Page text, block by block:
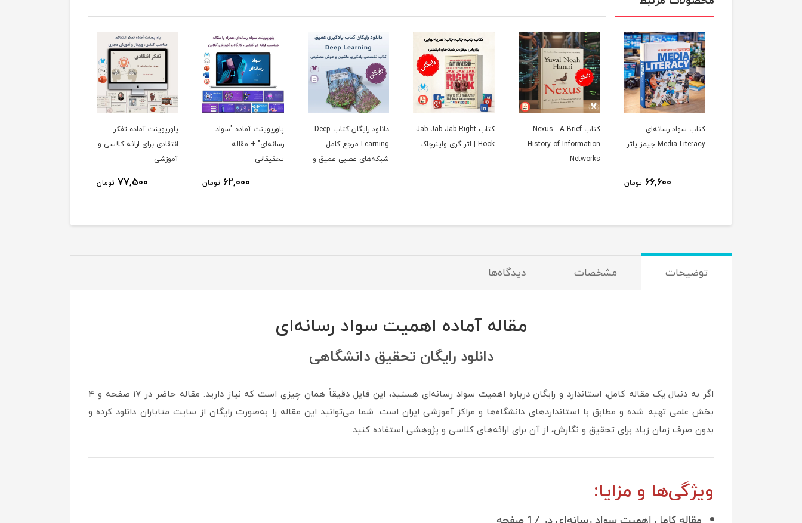
کتاب سواد رسانه‌ای
Media Literacy جیمز پاتر
66,600 تومان
کتاب Nexus - A Brief
History of Information
Networks
کتاب Jab Jab Jab Right
Hook | اثر گری واینرچاک
دانلود رایگان کتاب Deep
Learning مرجع کامل
شبکه‌های عصبی عمیق و
پاورپوینت آماده "سواد
رسانه‌ای" + مقاله
تحقیقاتی
62,000 تومان
پاورپوینت آماده تفکر
انتقادی برای ارائه کلاسی و
آموزشی
77,500 تومان
توضیحات مشخصات دیدگاه‌ها
مقاله آماده اهمیت سواد رسانه‌ای
دانلود رایگان تحقیق دانشگاهی
اگر به دنبال یک مقاله کامل، استاندارد و رایگان درباره اهمیت سواد رسانه‌ای هستید، این فایل دقیقاً همان چیزی است که نیاز دارید. مقاله حاضر در 17 صفحه و 4
بخش علمی تهیه شده و مطابق با استانداردهای دانشگاه‌ها و مراکز آموزشی ایران است. شما می‌توانید این مقاله را به‌صورت رایگان از سایت متاباران دانلود کرده و
بدون صرف زمان زیاد برای تحقیق و نگارش، از آن برای ارائه‌های کلاسی و پژوهشی استفاده کنید.
ویژگی‌ها و مزایا: